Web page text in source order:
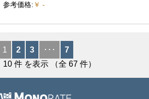
参考価格: ￥ -
1 2 3 ･･･
7
10 件 を表示 （全 67 件）